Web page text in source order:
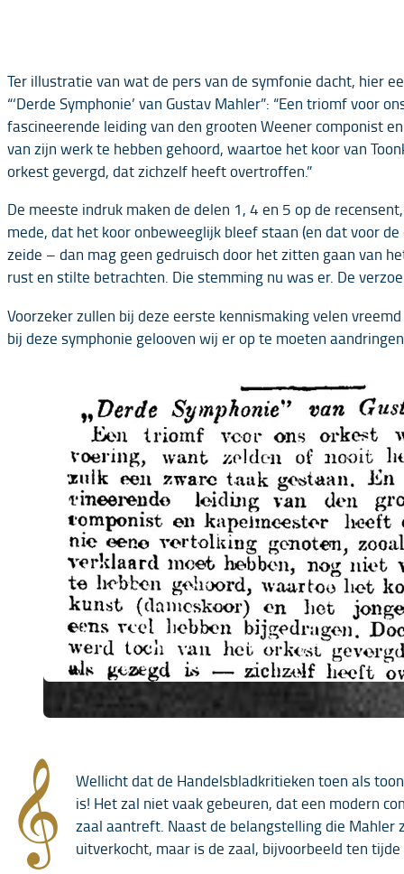
Ter illustratie van wat de pers van de symfonie dacht, hier
“‘Derde Symphonie’ van Gustav Mahler”: “Een triomf
fascineerende leiding van den grooten Weener componist
van zijn werk te hebben gehoord, waartoe het koor van
orkest gevergd, dat zichzelf heeft overtroffen.”
De meeste indruk maken de delen 1, 4 en 5 op de
mede, dat het koor onbeweeglijk bleef staan (en dat voor
zeide – dan mag geen gedruisch door het zitten gaan van
rust en stilte betrachten. Die stemming nu was er. De
Voorzeker zullen bij deze eerste kennismaking velen
bij deze symphonie gelooven wij er op te moeten
𝄞
Wellicht dat de Handelsbladkritieken toen als
is! Het zal niet vaak gebeuren, dat een modern
zaal aantreft. Naast de belangstelling die Mahler
uitverkocht, maar is de zaal, bijvoorbeeld ten